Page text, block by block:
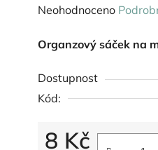
Průměrné
produktu
0,0
z
hvězdiček.
Neohodnoceno
Organzový sáček na
Dostupnost
Kód:
8 Kč